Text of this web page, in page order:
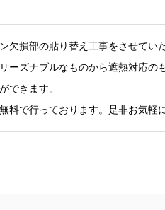
欠損部の貼り替え工事をさせてい
ーズナブルなものから遮熱対応の
できます。
料で行っております。是非お気軽